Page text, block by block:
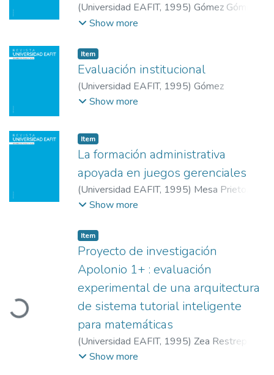
(Universidad EAFIT, 1995) Gómez Gómez,
Héctor;Universidad EAFIT
Show more
Item
Evaluación institucional
(Universidad EAFIT, 1995) Gómez
Montoya, Jairo
Show more
Item
La formación administrativa
apoyada en juegos gerenciales
(Universidad EAFIT, 1995) Mesa Prieto,
Rodrigo;Universidad EAFIT
Show more
Loading...
Item
Proyecto de investigación
Apolonio 1+ : evaluación
experimental de una arquitectura
de sistema tutorial inteligente
para matemáticas
(Universidad EAFIT, 1995) Zea Restrepo,
Claudia;Atuesta Venegas, María
Show more